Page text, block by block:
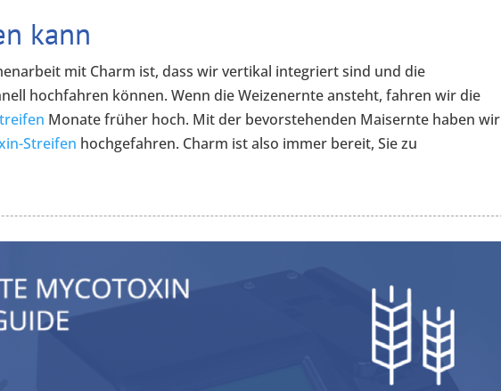
kann
mit Charm ist, dass wir vertikal integriert sind und die
hochfahren können. Wenn die Weizenernte ansteht, fahren wir die
Monate früher hoch. Mit der bevorstehenden Maisernte haben wir
Streifen hochgefahren. Charm ist also immer bereit, Sie zu